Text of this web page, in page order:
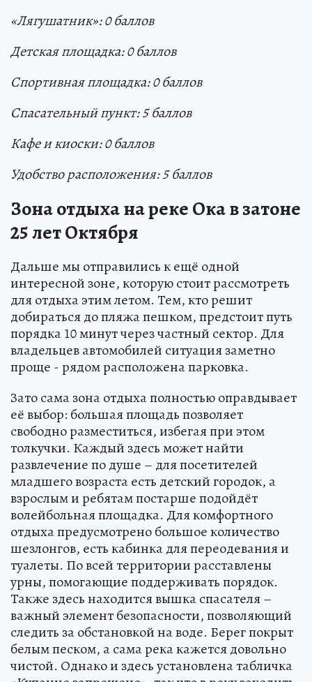
«Лягушатник»: 0 баллов
Детская площадка:0 баллов
Спортивная площадка: 0 баллов
Спасательный пункт: 5 баллов
Кафе и киоски: 0 баллов
Удобство расположения: 5 баллов
Зона отдыха на реке Ока в затоне
25 лет Октября
Дальше мы отправились к ещё одной
интересной зоне, которую стоит рассмотреть
для отдыха этим летом. Тем, кто решит
добираться до пляжа пешком, предстоит путь
порядка 10 минут через частный сектор. Для
владельцев автомобилей ситуация заметно
проще - рядом расположена парковка.
Зато сама зона отдыха полностью оправдывает
её выбор: большая площадь позволяет
свободно разместиться, избегая при этом
толкучки. Каждый здесь может найти
развлечение по душе – для посетителей
младшего возраста есть детский городок, а
взрослым и ребятам постарше подойдёт
волейбольная площадка. Для комфортного
отдыха предусмотрено большое количество
шезлонгов, есть кабинка для переодевания и
туалеты. По всей территории расставлены
урны, помогающие поддерживать порядок.
Также здесь находится вышка спасателя –
важный элемент безопасности, позволяющий
следить за обстановкой на воде. Берег покрыт
белым песком, а сама река кажется довольно
чистой. Однако и здесь установлена табличка